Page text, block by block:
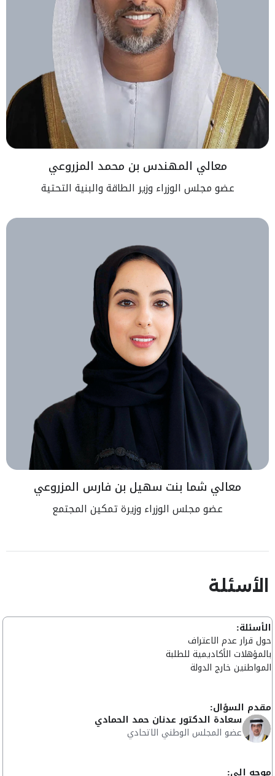
معالي المهندس بن محمد المزروعي
عضو مجلس الوزراء وزير الطاقة والبنية التحتية
معالي شما بنت سهيل بن فارس المزروعي
عضو مجلس الوزراء وزيرة تمكين المجتمع
الأسئلة
الأسئلة:
حول قرار عدم الاعتراف
بالمؤهلات الأكاديمية للطلبة
المواطنين خارج الدولة
مقدم السؤال:
سعادة الدكتور عدنان حمد الحمادي
عضو المجلس الوطني الاتحادي
موجه إلى: